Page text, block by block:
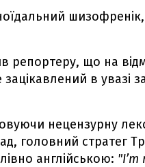
репортеру, що на
в увазі
нецензурну
головний стратег
англійською: "I’m